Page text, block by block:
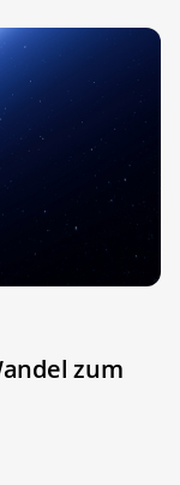
zum